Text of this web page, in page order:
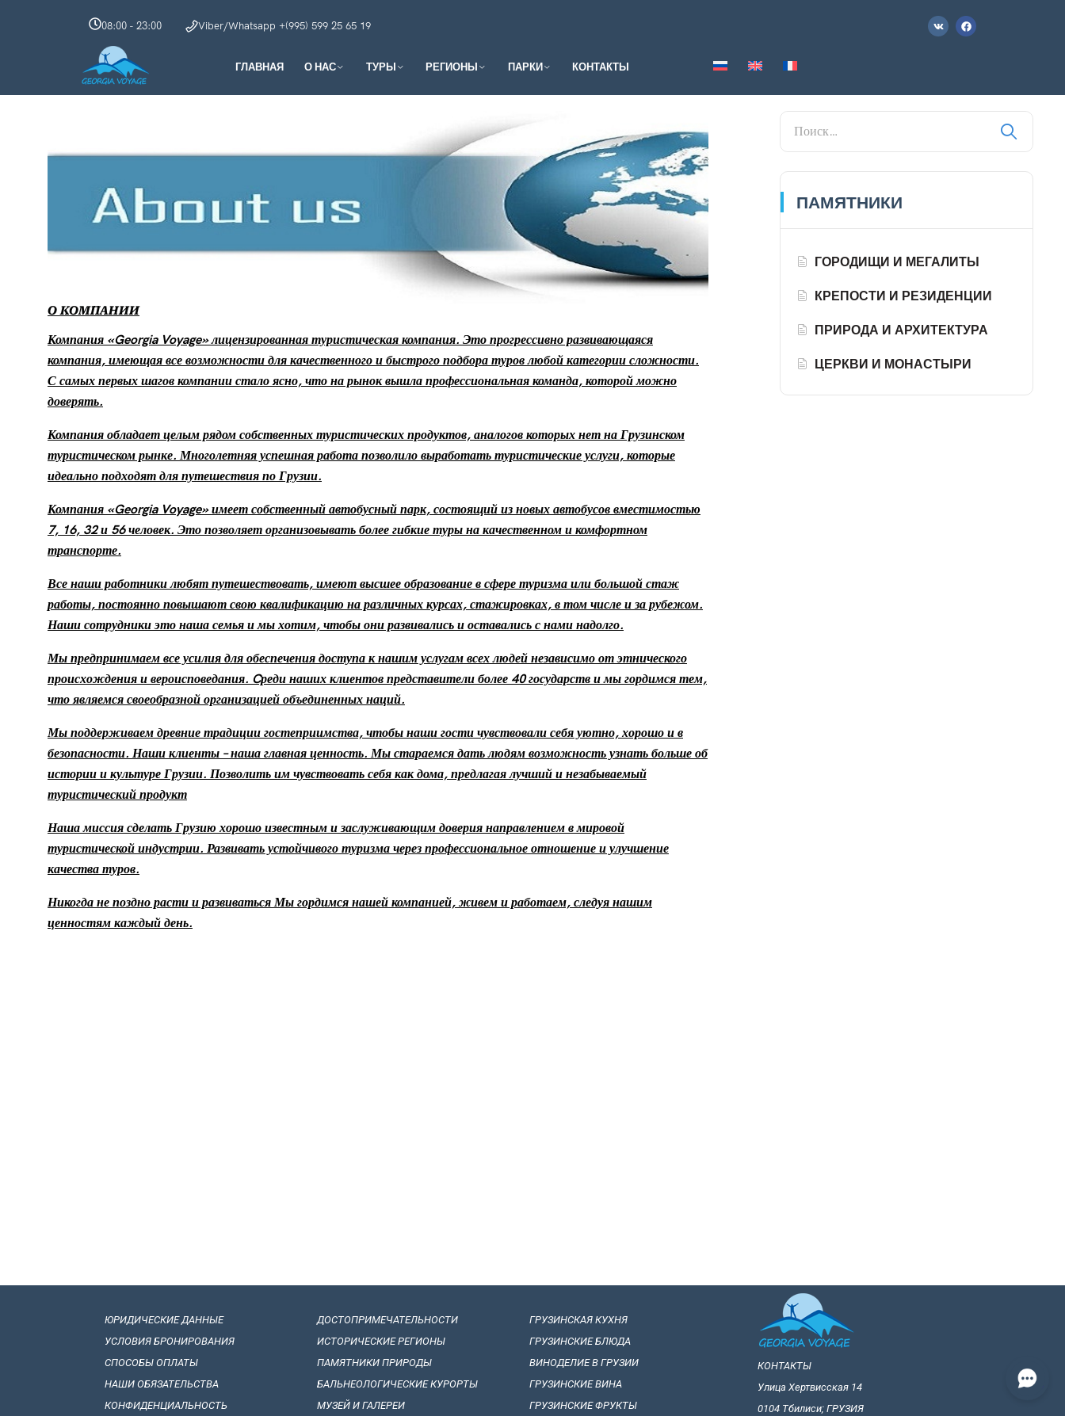
08:00 - 23:00 Viber/Whatsapp +(995) 599 25 65 19
ГЛАВНАЯ О НАС ТУРЫ РЕГИОНЫ ПАРКИ КОНТАКТЫ
О КОМПАНИИ
Компания «Georgia Voyage» лицензированная туристическая компания. Это прогрессивно развивающаяся
компания, имеющая все возможности для качественного и быстрого подбора туров любой категории сложности.
С самых первых шагов компании стало ясно, что на рынок вышла профессиональная команда, которой можно
доверять.
Компания обладает целым рядом собственных туристических продуктов, аналогов которых нет на Грузинском
туристическом рынке. Многолетняя успешная работа позволило выработать туристические услуги, которые
идеально подходят для путешествия по Грузии.
Компания «Georgia Voyage» имеет собственный автобусный парк, состоящий из новых автобусов вместимостью
7, 16, 32 и 56 человек. Это позволяет организовывать более гибкие туры на качественном и комфортном
транспорте.
Все наши работники любят путешествовать, имеют высшее образование в сфере туризма или большой стаж
работы, постоянно повышают свою квалификацию на различных курсах, стажировках, в том числе и за рубежом.
Наши сотрудники это наша семья и мы хотим, чтобы они развивались и оставались с нами надолго.
Мы предпринимаем все усилия для обеспечения доступа к нашим услугам всех людей независимо от этнического
происхождения и вероисповедания. Cреди наших клиентов представители более 40 государств и мы гордимся тем,
что являемся своеобразной организацией объединенных наций.
Мы поддерживаем древние традиции гостеприимства, чтобы наши гости чувствовали себя уютно, хорошо и в
безопасности. Наши клиенты – наша главная ценность. Мы стараемся дать людям возможность узнать больше об
истории и культуре Грузии. Позволить им чувствовать себя как дома, предлагая лучший и незабываемый
туристический продукт
Наша миссия сделать Грузию хорошо известным и заслуживающим доверия направлением в мировой
туристической индустрии. Развивать устойчивого туризма через профессиональное отношение и улучшение
качества туров.
Никогда не поздно расти и развиваться Мы гордимся нашей компанией, живем и работаем, следуя нашим
ценностям каждый день.
ПАМЯТНИКИ
ГОРОДИЩИ И МЕГАЛИТЫ
КРЕПОСТИ И РЕЗИДЕНЦИИ
ПРИРОДА И АРХИТЕКТУРА
ЦЕРКВИ И МОНАСТЫРИ
ЮРИДИЧЕСКИЕ ДАННЫЕ
УСЛОВИЯ БРОНИРОВАНИЯ
СПОСОБЫ ОПЛАТЫ
НАШИ ОБЯЗАТЕЛЬСТВА
КОНФИДЕНЦИАЛЬНОСТЬ
ДОСТОПРИМЕЧАТЕЛЬНОСТИ
ИСТОРИЧЕСКИЕ РЕГИОНЫ
ПАМЯТНИКИ ПРИРОДЫ
БАЛЬНЕОЛОГИЧЕСКИЕ КУРОРТЫ
МУЗЕЙ И ГАЛЕРЕИ
ГРУЗИНСКАЯ КУХНЯ
ГРУЗИНСКИЕ БЛЮДА
ВИНОДЕЛИЕ B ГРУЗИИ
ГРУЗИНСКИЕ ВИНА
ГРУЗИНСКИЕ ФРУКТЫ
КОНТАКТЫ
Улица Хертвисская 14
0104 Тбилиси; ГРУЗИЯ